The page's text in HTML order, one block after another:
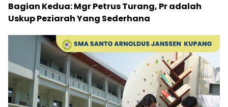
Bagian Kedua: Mgr Petrus Turang, Pr adalah
Uskup Peziarah Yang Sederhana